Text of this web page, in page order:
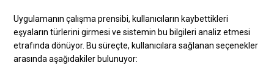
Uygulamanın çalışma prensibi, kullanıcıların kaybettikleri
eşyaların türlerini girmesi ve sistemin bu bilgileri analiz etmesi
etrafında dönüyor. Bu süreçte, kullanıcılara sağlanan seçenekler
arasında aşağıdakiler bulunuyor: